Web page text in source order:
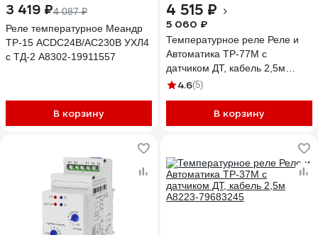
3 419 ₽4 087 ₽
Реле температурное Меандр
ТР-15 ACDC24B/AC230B УХЛ4
с ТД-2 A8302-19911557
В корзину
4 515 ₽
5 060 ₽
Температурное реле Реле и
Автоматика ТР-77М с
датчиком ДТ, кабель 2,5м
A8223-79683276
4.6(5)
В корзину